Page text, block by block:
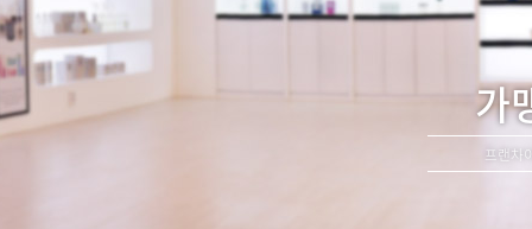
가
프랜차